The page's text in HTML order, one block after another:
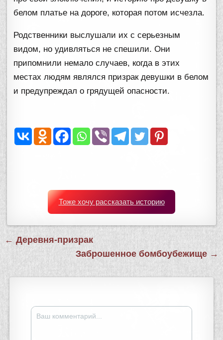
белом платье на дороге, которая потом исчезла.
Родственники выслушали их с серьезным
видом, но удивляться не спешили. Они
припомнили немало случаев, когда в этих
местах людям являлся призрак девушки в белом
и предупреждал о грядущей опасности.
Тоже хочу рассказать историю
Навигация
по
записям
← Деревня-призрак
Заброшенное бомбоубежище →